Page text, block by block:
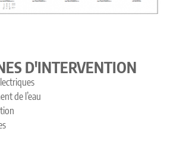
D'INTERVENTION
de l’eau